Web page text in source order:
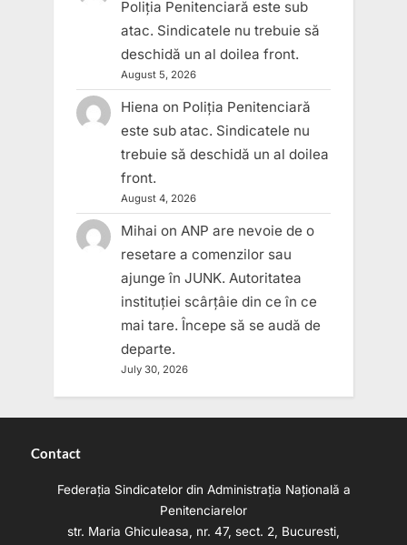
Poliția Penitenciară este sub
atac. Sindicatele nu trebuie să
deschidă un al doilea front.
August 5, 2026
Hiena on Poliția Penitenciară
este sub atac. Sindicatele nu
trebuie să deschidă un al doilea
front.
August 4, 2026
Mihai onANP are nevoie de o
resetare a comenzilor sau
ajunge în JUNK. Autoritatea
instituției scârțâie din ce în ce
mai tare. Începe să se audă de
departe.
July 30, 2026
Contact
Federația Sindicatelor din Administrația Națională a
Penitenciarelor
str. Maria Ghiculeasa, nr. 47, sect. 2, Bucuresti,